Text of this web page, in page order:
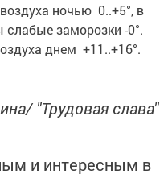
ночью 0..+5°, в
заморозки -0°.
днем +11..+16°.
"Трудовая слава"
и интересным в